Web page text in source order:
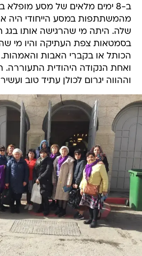
ב-8 ימים מלאים של מסע
מהמשתתפות במסע הייחודי היה
שלה. היתה מי שהרגישה אותו בגג
בסמטאות צפת העתיקה והיו מי
הכותל או בקברי האבות
ואחת הנקודה היהודית התעוררה.
וההווה יגרום לכולן עתיד טוב